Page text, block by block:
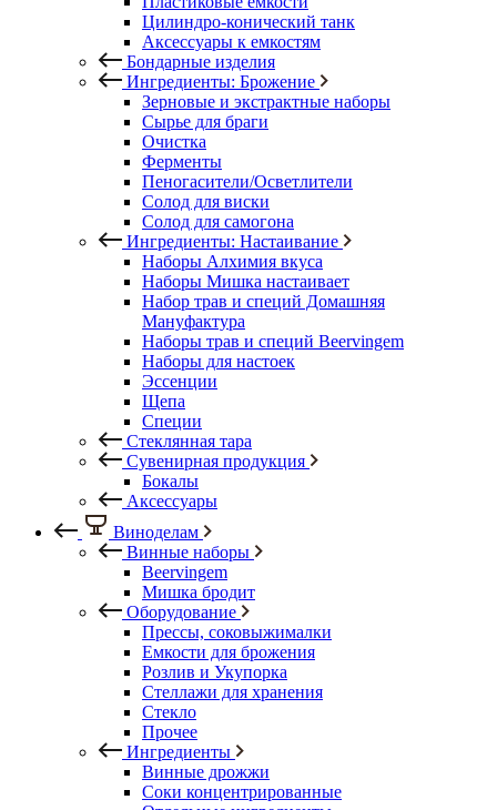
Цилиндро-конический танк
Аксессуары к емкостям
Бондарные изделия
Ингредиенты: Брожение
Зерновые и экстрактные наборы
Сырье для браги
Очистка
Ферменты
Пеногасители/Осветлители
Солод для виски
Солод для самогона
Ингредиенты: Настаивание
Наборы Алхимия вкуса
Наборы Мишка настаивает
Набор трав и специй Домашняя
Мануфактура
Наборы трав и специй Beervingem
Наборы для настоек
Эссенции
Щепа
Специи
Стеклянная тара
Сувенирная продукция
Бокалы
Аксессуары
Виноделам
Винные наборы
Beervingem
Мишка бродит
Оборудование
Прессы, соковыжималки
Емкости для брожения
Розлив и Укупорка
Стеллажи для хранения
Стекло
Прочее
Ингредиенты
Винные дрожжи
Соки концентрированные